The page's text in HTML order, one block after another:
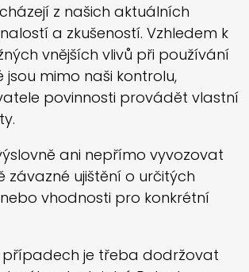
z našich aktuálních
a zkušeností. Vzhledem k
vnějších vlivů při používání
jsou mimo naši kontrolu,
povinnosti provádět vlastní
ani nepřímo vyvozovat
závazné ujištění o určitých
vhodnosti pro konkrétní
případech je třeba dodržovat